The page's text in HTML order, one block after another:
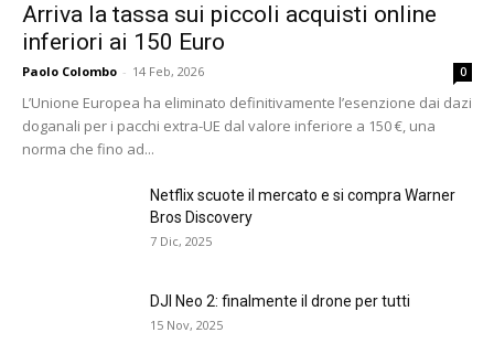
Arriva la tassa sui piccoli acquisti online
inferiori ai 150 Euro
Paolo Colombo - 14 Feb, 2026 0
L’Unione Europea ha eliminato definitivamente l’esenzione dai dazi
doganali per i pacchi extra-UE dal valore inferiore a 150 €, una
norma che fino ad...
Netflix scuote il mercato e si compra Warner
Bros Discovery
7 Dic, 2025
DJI Neo 2: finalmente il drone per tutti
15 Nov, 2025